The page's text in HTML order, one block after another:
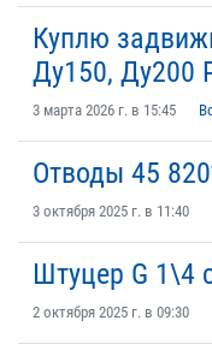
Куплю
Ду150, Ду200
3 марта 2026 г. в 15:45
Отводы 45
3 октября 2025 г. в 11:40
Штуцер G 1\4
2 октября 2025 г. в 09:30